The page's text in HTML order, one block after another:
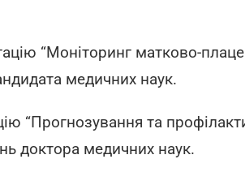
“Моніторинг матково-
медичних наук.
“Прогнозування та
доктора медичних наук.